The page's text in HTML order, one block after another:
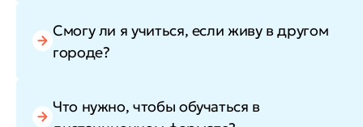
Смогу ли я учиться, если живу в другом
городе?
Что нужно, чтобы обучаться в